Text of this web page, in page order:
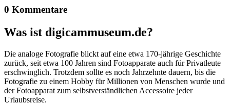
0 Kommentare
Was ist digicammuseum.de?
Die analoge Fotografie blickt auf eine etwa 170-jährige Geschichte
zurück, seit etwa 100 Jahren sind Fotoapparate auch für Privatleute
erschwinglich. Trotzdem sollte es noch Jahrzehnte dauern, bis die
Fotografie zu einem Hobby für Millionen von Menschen wurde und
der Fotoapparat zum selbstverständlichen Accessoire jeder
Urlaubsreise.